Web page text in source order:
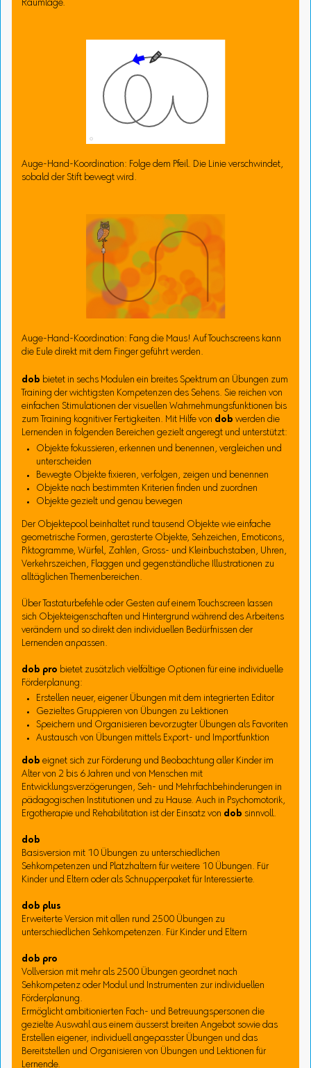
Raumlage.
Auge-Hand-Koordination: Folge dem Pfeil. Die Linie verschwindet,
sobald der Stift bewegt wird.
Auge-Hand-Koordination: Fang die Maus! Auf Touchscreens kann
die Eule direkt mit dem Finger geführt werden.
dob bietet in sechs Modulen ein breites Spektrum an Übungen zum
Training der wichtigsten Kompetenzen des Sehens. Sie reichen von
einfachen Stimulationen der visuellen Wahrnehmungsfunktionen bis
zum Training kognitiver Fertigkeiten. Mit Hilfe von dob werden die
Lernenden in folgenden Bereichen gezielt angeregt und unterstützt:
Objekte fokussieren, erkennen und benennen, vergleichen und
unterscheiden
Bewegte Objekte fixieren, verfolgen, zeigen und benennen
Objekte nach bestimmten Kriterien finden und zuordnen
Objekte gezielt und genau bewegen
Der Objektepool beinhaltet rund tausend Objekte wie einfache
geometrische Formen, gerasterte Objekte, Sehzeichen, Emoticons,
Piktogramme, Würfel, Zahlen, Gross- und Kleinbuchstaben, Uhren,
Verkehrszeichen, Flaggen und gegenständliche Illustrationen zu
alltäglichen Themenbereichen.
Über Tastaturbefehle oder Gesten auf einem Touchscreen lassen
sich Objekteigenschaften und Hintergrund während des Arbeitens
verändern und so direkt den individuellen Bedürfnissen der
Lernenden anpassen.
dob pro bietet zusätzlich vielfältige Optionen für eine individuelle
Förderplanung:
Erstellen neuer, eigener Übungen mit dem integrierten Editor
Gezieltes Gruppieren von Übungen zu Lektionen
Speichern und Organisieren bevorzugter Übungen als Favoriten
Austausch von Übungen mittels Export- und Importfunktion
dob eignet sich zur Förderung und Beobachtung aller Kinder im
Alter von 2 bis 6 Jahren und von Menschen mit
Entwicklungsverzögerungen, Seh- und Mehrfachbehinderungen in
pädagogischen Institutionen und zu Hause. Auch in Psychomotorik,
Ergotherapie und Rehabilitation ist der Einsatz von dob sinnvoll.
dob
Basisversion mit 10 Übungen zu unterschiedlichen
Sehkompetenzen und Platzhaltern für weitere 10 Übungen. Für
Kinder und Eltern oder als Schnupperpaket für Interessierte.
dob plus
Erweiterte Version mit allen rund 2500 Übungen zu
unterschiedlichen Sehkompetenzen. Für Kinder und Eltern
dob pro
Vollversion mit mehr als 2500 Übungen geordnet nach
Sehkompetenz oder Modul und Instrumenten zur individuellen
Förderplanung.
Ermöglicht ambitionierten Fach- und Betreuungspersonen die
gezielte Auswahl aus einem äusserst breiten Angebot sowie das
Erstellen eigener, individuell angepasster Übungen und das
Bereitstellen und Organisieren von Übungen und Lektionen für
Lernende.